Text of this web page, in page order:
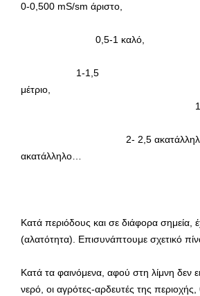
0-0,500 mS/sm άριστο,
0,5-1
1-1,5
1,5-2
2- 2,5 ακατάλληλο …
ακατάλληλο…
Κατά περιόδους και σε διάφορα σημεία,
(αλατότητα). Επισυνάπτουμε σχετικό
Κατά τα φαινόμενα, αφού στη λίμνη δεν
νερό, οι αγρότες-αρδευτές της